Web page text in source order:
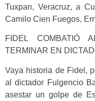
Tuxpan, Veracruz, a
Camilo Cien Fuegos,
FIDEL COMBATIÓ
TERMINAR EN
Vaya historia de Fidel,
al dictador Fulgencio
asestar un golpe de